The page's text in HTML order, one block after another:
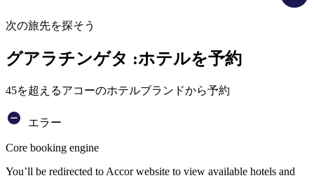
次の旅先を探そう
グアラチンゲタ :ホテルを予約
45を超えるアコーのホテルブランドから予約
エラー
Core booking engine
You’ll be redirected to Accor website to view available hotels and